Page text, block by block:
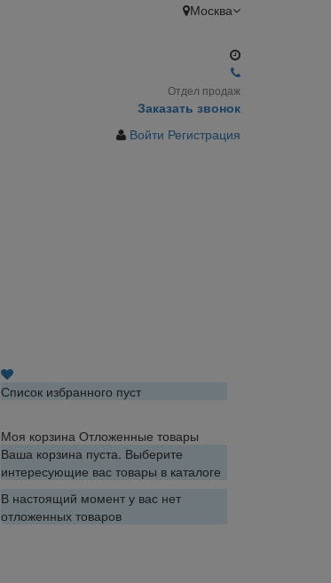
Москва
Отдел продаж
Заказать звонок
Войти Регистрация
Список избранного пуст
Моя корзина Отложенные товары
Ваша корзина пуста. Выберите
интересующие вас товары в каталоге
В настоящий момент у вас нет
отложенных товаров